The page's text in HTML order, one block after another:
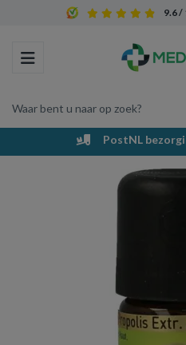
9.6 /
Toggle navigation
Waar bent u naar op zoek?
Winkelwagen
Vul hem
PostNL